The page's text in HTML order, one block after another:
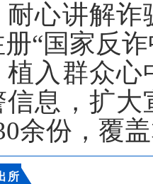
耐心讲解诈
“国家反
入群众心
信息，扩大
余份，覆
所